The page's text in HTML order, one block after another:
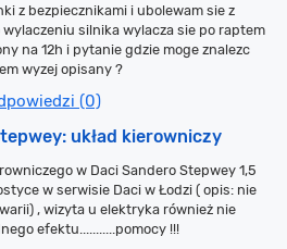
z bezpiecznikami i ubolewam sie z
silnika wylacza sie po raptem
na 12h i pytanie gdzie moge znalezc
wyzej opisany ?
(0)
układ kierowniczy
w Daci Sandero Stepwey 1,5
w serwisie Daci w Łodzi ( opis: nie
, wizyta u elektryka również nie
efektu...........pomocy !!!